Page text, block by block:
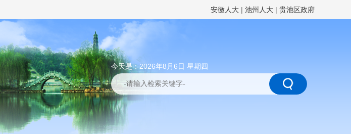
安徽人大 | 池州人大 | 贵池区政府
今天是：2026年8月6日 星期四